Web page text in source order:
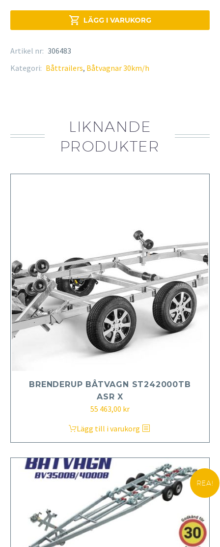
X
 LÄGG I VARUKORG
Artikel nr: 306483
Kategori: Båttrailers, Båtvagnar 30km/h
LIKNANDE
PRODUKTER
BRENDERUP BÅTVAGN ST242000TB
ASR X
55 463,00 kr
Lägg till i varukorg
REA!